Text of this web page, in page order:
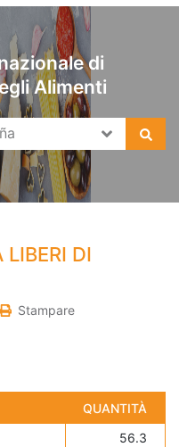
di
Alimenti
LIBERI DI
Stampare
QUANTITÀ
56.3